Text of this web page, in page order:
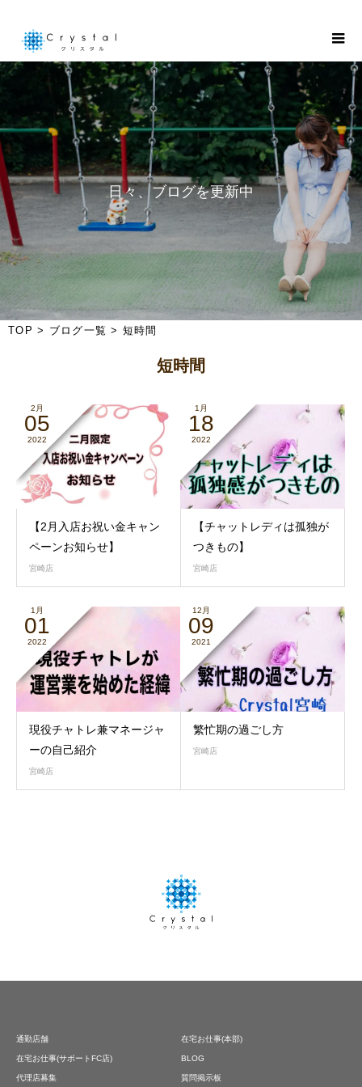
日々、ブログを更新中！
TOP > ブログ一覧 > 短時間
短時間
2月
05
2022
【2月入店お祝い金キャン
ペーンお知らせ】
宮崎店
1月
18
2022
【チャットレディは孤独が
つきもの】
宮崎店
1月
01
2022
現役チャトレ兼マネージャ
ーの自己紹介
宮崎店
12月
09
2021
繁忙期の過ごし方
宮崎店
通勤店舗 在宅お仕事(本部)
在宅お仕事(サポートFC店) BLOG
代理店募集 質問掲示板